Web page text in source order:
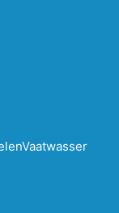
Vaatwasser